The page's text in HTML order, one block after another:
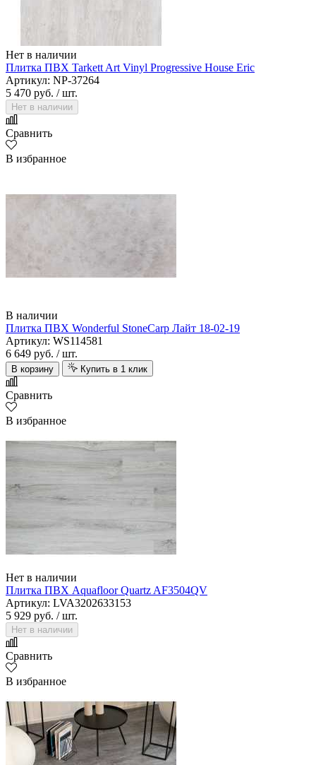
Нет в наличии
Плитка ПВХ Tarkett Art Vinyl Progressive House Eric
Артикул: NP-37264
5 470 руб. / шт.
Нет в наличии
Сравнить
В избранное
В наличии
Плитка ПВХ Wonderful StoneCarp Лайт 18-02-19
Артикул: WS114581
6 649 руб. / шт.
В корзину Купить в 1 клик
Сравнить
В избранное
Нет в наличии
Плитка ПВХ Aquafloor Quartz AF3504QV
Артикул: LVA3202633153
5 929 руб. / шт.
Нет в наличии
Сравнить
В избранное